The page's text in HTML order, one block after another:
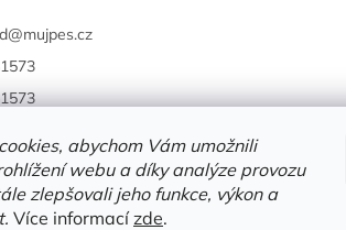
abychom Vám umožnili
webu a díky analýze provozu
zlepšovali jeho funkce, výkon a
Více informacízde.
@mujpes.cz